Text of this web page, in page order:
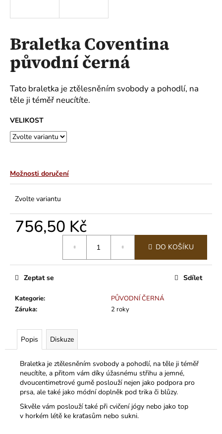
Braletka Coventina
původní černá
Tato braletka je ztělesněním svobody a pohodlí, na
těle ji téměř neucítíte.
VELIKOST
Možnosti doručení
Zvolte variantu
756,50 Kč
DO KOŠÍKU
Kategorie:
PŮVODNÍ ČERNÁ
Záruka: 2 roky
Zeptat se Sdílet
Popis Diskuze
Braletka je ztělesněním svobody a pohodlí, na těle ji téměř
neucítíte, a přitom vám díky úžasnému střihu a jemné,
dvoucentimetrové gumě poslouží nejen jako podpora pro
prsa, ale také jako módní doplněk pod trika či blůzy.
Skvěle vám poslouží také při cvičení jógy nebo jako top
v horkém létě ke kraťasům nebo sukni.
í
t
?
o
p
u
m